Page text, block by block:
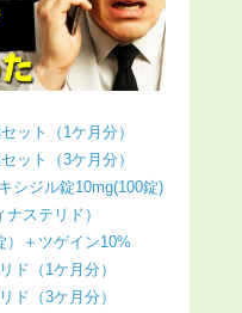
ット（1ケ月分）
ット（3ケ月分）
シジル錠10mg(100錠)
ステリド）
）＋ツゲイン10%
ド（1ケ月分）
ド（3ケ月分）